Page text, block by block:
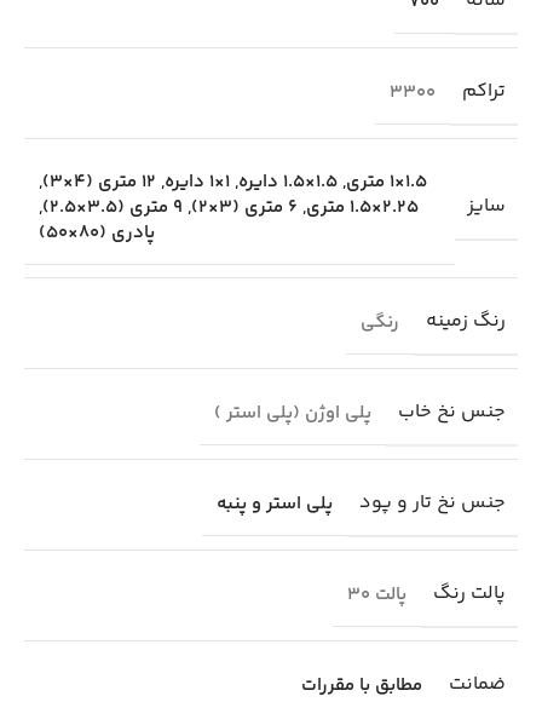
تراکم 3300
سایز
1.5×1 متری ,1.5×1.5 دایره ,1×1 دایره , 12 متری (4×3)
,
2.25×1.5 متری
, 6 متری (3×2) , 9 متری (3.5×2.5)
,
پادری (80×50)
رنگ زمینه رنگی
جنس نخ خاب پلی اوژن (پلی استر )
جنس نخ تار و پود پلی استر و پنبه
پالت رنگ پالت 30
ضمانت مطابق با مقررات